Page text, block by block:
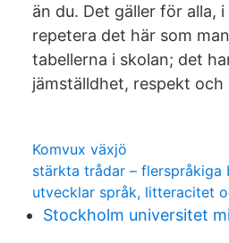
än du. Det gäller för alla,
repetera det här som
tabellerna i skolan; det
jämställdhet, respekt och
Komvux växjö
stärkta trådar – flerspråkiga
utvecklar språk, litteracitet
Stockholm universitet